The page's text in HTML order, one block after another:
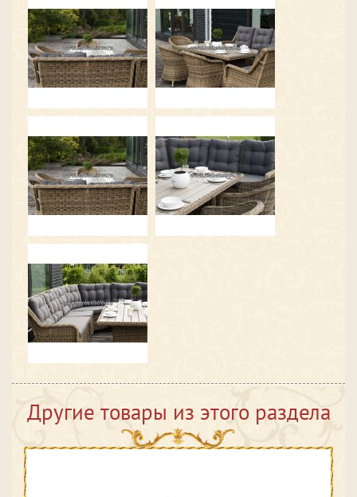
Другие товары из этого раздела